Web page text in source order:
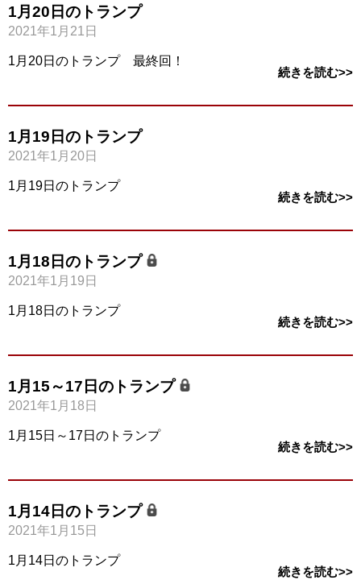
1月20日のトランプ
2021年1月21日
1月20日のトランプ 最終回！
続きを読む>>
1月19日のトランプ
2021年1月20日
1月19日のトランプ
続きを読む>>
1月18日のトランプ
2021年1月19日
1月18日のトランプ
続きを読む>>
1月15～17日のトランプ
2021年1月18日
1月15日～17日のトランプ
続きを読む>>
1月14日のトランプ
2021年1月15日
1月14日のトランプ
続きを読む>>